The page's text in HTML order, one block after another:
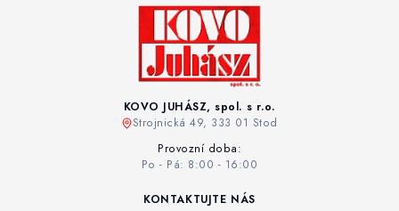
KOVO JUHÁSZ, spol. s r.o.
Strojnická 49, 333 01 Stod
Provozní doba:
Po - Pá: 8:00 - 16:00
KONTAKTUJTE NÁS